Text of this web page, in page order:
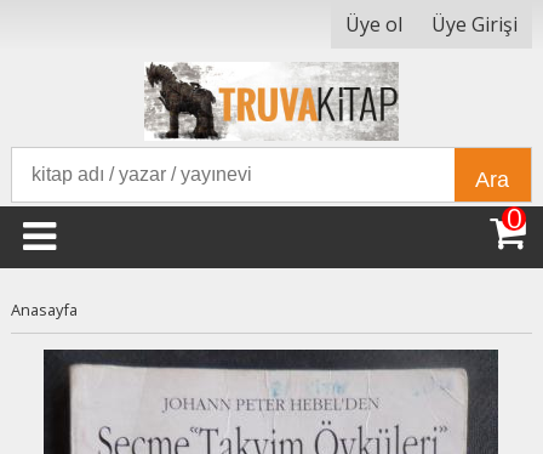
Üye ol Üye Girişi
Ara
0
Anasayfa